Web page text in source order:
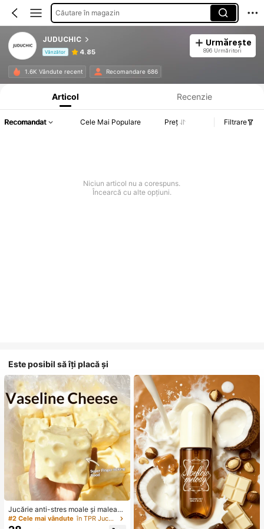
Căutare în magazin
JUDUCHIC
Vânzător 4.85
Urmărește
896 Urmăritori
1.6K Vândute recent Recomandare 686
Informații despre produs: Divulgarea prețului, detalii privind vânzările și stocul.
Articol Recenzie
Recomandat Cele Mai Populare Preț Filtrare
Niciun articol nu a corespuns.
Încearcă cu alte opțiuni.
Este posibil să îți placă și
Jucărie anti-stres moale și maleabil
ă din TPR cu miros de lapte dulce, î
n formă de dumpling, 5 cm, orname
#2 Cele mai vândute în TPR Jucării noi și amuzante pentru adolescenți